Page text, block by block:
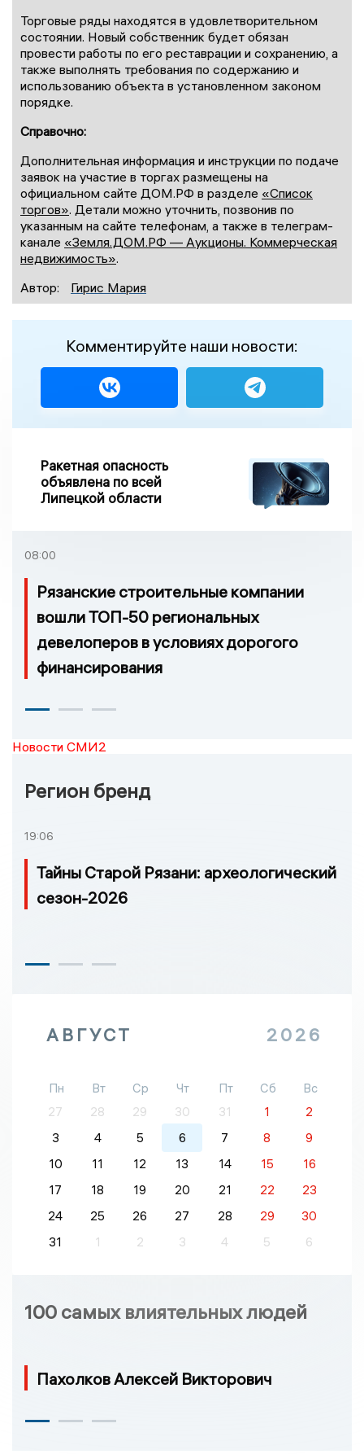
Торговые ряды находятся в удовлетворительном
состоянии. Новый собственник будет обязан
провести работы по его реставрации и сохранению, а
также выполнять требования по содержанию и
использованию объекта в установленном законом
порядке.
Справочно:
Дополнительная информация и инструкции по подаче
заявок на участие в торгах размещены на
официальном сайте ДОМ.РФ в разделе «Список
торгов». Детали можно уточнить, позвонив по
указанным на сайте телефонам, а также в телеграм-
канале «Земля.ДОМ.РФ — Аукционы. Коммерческая
недвижимость».
Автор:
Гирис Мария
Комментируйте наши новости:
Ракетная опасность
объявлена по всей
Липецкой области
08:00
Рязанские строительные компании
вошли ТОП-50 региональных
девелоперов в условиях дорогого
финансирования
Новости СМИ2
Регион бренд
19:06
Тайны Старой Рязани: археологический
сезон-2026
АВГУСТ 2026
Пн Вт Ср Чт Пт Сб
Вс
27
28 29 30 31 1
2
3
4 5 6 7 8
9
10
11 12 13 14 15
16
17
18 19 20 21 22
23
24
25 26 27 28 29
30
31
1 2 3 4 5 6
100 самых влиятельных людей
Пахолков Алексей Викторович